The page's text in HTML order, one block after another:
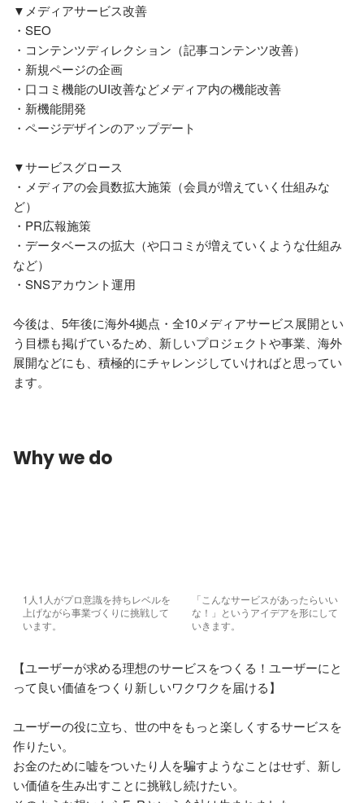
▼メディアサービス改善
・SEO
・コンテンツディレクション（記事コンテンツ改善）
・新規ページの企画
・口コミ機能のUI改善などメディア内の機能改善
・新機能開発
・ページデザインのアップデート
▼サービスグロース
・メディアの会員数拡大施策（会員が増えていく仕組みな
ど）
・PR広報施策
・データベースの拡大（や口コミが増えていくような仕組み
など）
・SNSアカウント運用
今後は、5年後に海外4拠点・全10メディアサービス展開とい
う目標も掲げているため、新しいプロジェクトや事業、海外
展開などにも、積極的にチャレンジしていければと思ってい
ます。
Why we do
1人1人がプロ意識を持ちレベルを
上げながら事業づくりに挑戦して
います。
「こんなサービスがあったらいい
な！」というアイデアを形にして
いきます。
【ユーザーが求める理想のサービスをつくる！ユーザーにと
って良い価値をつくり新しいワクワクを届ける】
ユーザーの役に立ち、世の中をもっと楽しくするサービスを
作りたい。
お金のために嘘をついたり人を騙すようなことはせず、新し
い価値を生み出すことに挑戦し続けたい。